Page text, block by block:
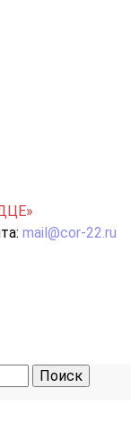
mail@cor-22.ru